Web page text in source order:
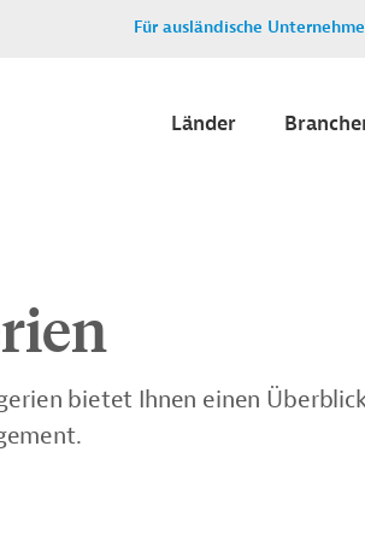
Für ausländische
Länder
bietet Ihnen einen